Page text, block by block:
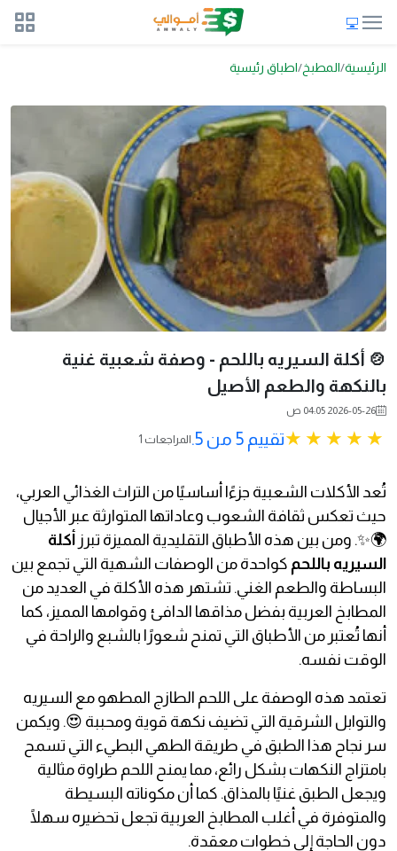
الرئيسية المطبخ اطباق رئيسية
🍲 أكلة السيريه باللحم - وصفة شعبية غنية
بالنكهة والطعم الأصيل
2026-05-26 04:05 ص
تقييم 5 من 5. 1 المراجعات
تُعد الأكلات الشعبية جزءًا أساسيًا من التراث الغذائي العربي،
حيث تعكس ثقافة الشعوب وعاداتها المتوارثة عبر الأجيال
🌍✨. ومن بين هذه الأطباق التقليدية المميزة تبرز أكلة
السيريه باللحم كواحدة من الوصفات الشهية التي تجمع بين
البساطة والطعم الغني. تشتهر هذه الأكلة في العديد من
المطابخ العربية بفضل مذاقها الدافئ وقوامها المميز، كما
أنها تُعتبر من الأطباق التي تمنح شعورًا بالشبع والراحة في
الوقت نفسه.
تعتمد هذه الوصفة على اللحم الطازج المطهو مع السيريه
والتوابل الشرقية التي تضيف نكهة قوية ومحببة 😍. ويكمن
سر نجاح هذا الطبق في طريقة الطهي البطيء التي تسمح
بامتزاج النكهات بشكل رائع، مما يمنح اللحم طراوة مثالية
ويجعل الطبق غنيًا بالمذاق. كما أن مكوناته البسيطة
والمتوفرة في أغلب المطابخ العربية تجعل تحضيره سهلًا
دون الحاجة إلى خطوات معقدة.